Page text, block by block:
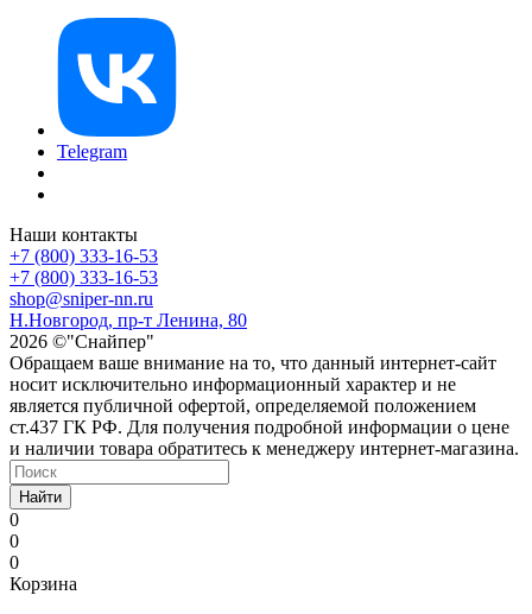
Telegram
Наши контакты
+7 (800) 333-16-53
+7 (800) 333-16-53
shop@sniper-nn.ru
Н.Новгород, пр-т Ленина, 80
2026 ©"Снайпер"
Обращаем ваше внимание на то, что данный интернет-сайт
носит исключительно информационный характер и не
является публичной офертой, определяемой положением
ст.437 ГК РФ. Для получения подробной информации о цене
и наличии товара обратитесь к менеджеру интернет-магазина.
Найти
0
0
0
Корзина